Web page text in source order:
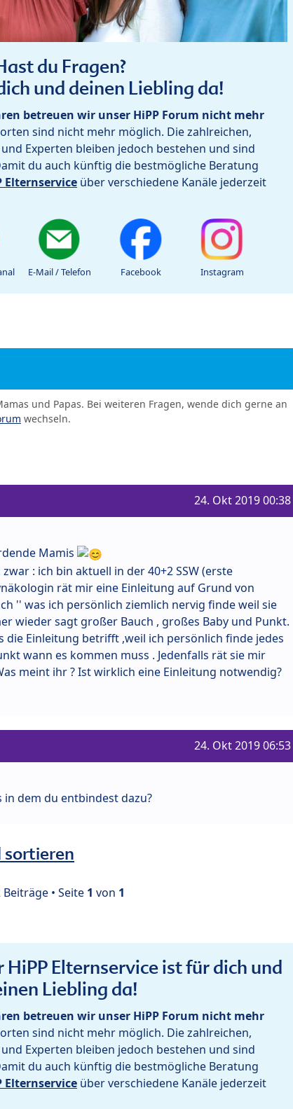
du Fragen?
und deinen Liebling da!
betreuen wir unser HiPP Forum nicht mehr
sind nicht mehr möglich. Die zahlreichen,
Experten bleiben jedoch bestehen und sind
du auch künftig die bestmögliche Beratung
Elternservice über verschiedene Kanäle jederzeit
E-Mail / Telefon Facebook Instagram
und Papas. Bei weiteren Fragen, wende dich gerne an
wechseln.
24. Okt 2019 00:38
Mamis
: ich bin aktuell in der 40+2 SSW (erste
rät mir eine Einleitung auf Grund von
'' was ich persönlich ziemlich nervig finde weil sie
wieder sagt großer Bauch , großes Baby und Punkt.
die Einleitung betrifft ,weil ich persönlich finde jedes
wann es kommen muss . Jedenfalls rät sie mir
meint ihr ? Ist wirklich eine Einleitung notwendig?
24. Okt 2019 06:53
in dem du entbindest dazu?
Beiträge • Seite 1 von 1
HiPP Elternservice ist für dich und
Liebling da!
betreuen wir unser HiPP Forum nicht mehr
sind nicht mehr möglich. Die zahlreichen,
Experten bleiben jedoch bestehen und sind
du auch künftig die bestmögliche Beratung
Elternservice über verschiedene Kanäle jederzeit